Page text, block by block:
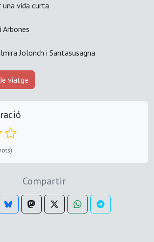
una vida curta
Arbones
Jolonch i Santasusagna
viatge
Compartir